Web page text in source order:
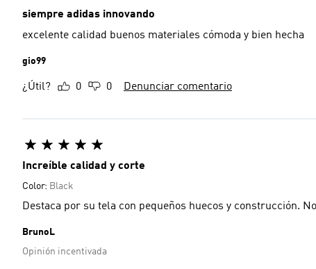
siempre adidas innovando
excelente calidad buenos materiales cómoda y bien hecha
gio99
¿Útil? 0 0 Denunciar comentario
Increíble calidad y corte
Color: Black
Destaca por su tela con pequeños huecos y construcción.
BrunoL
Opinión incentivada